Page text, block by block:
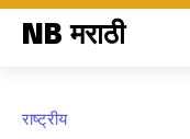
NB मराठी
राष्ट्रीय